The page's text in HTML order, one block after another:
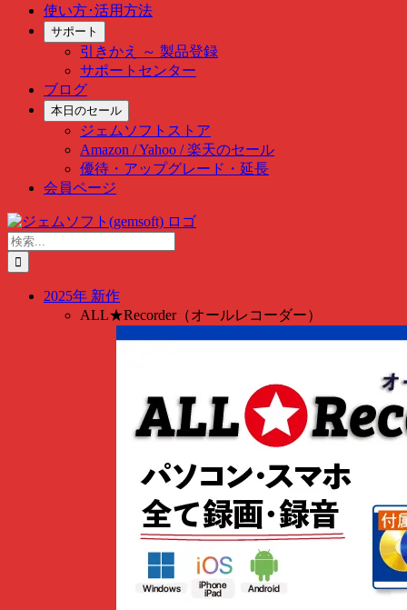
使い方･活用方法
サポート
引きかえ ～ 製品登録
サポートセンター
ブログ
本日のセール
ジェムソフトストア
Amazon / Yahoo / 楽天のセール
優待・アップグレード・延長
会員ページ
Skip
to
content
検
索
…
2025年 新作
ALL★Recorder（オールレコーダー）